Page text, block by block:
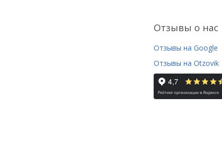
Отзывы о нас
Отзывы на Google
Отзывы на Otzovik